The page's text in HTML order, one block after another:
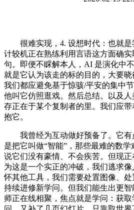
很难实现，4. 设想时代：也就是
计较机正在熟练利用言语这方面确
句。即便不睬解本人，AI 是演化中
就是它认为该走的标的目的，大要晓
我们都应避免基于惊骇/平安的集中
他叫它仿照逛戏。然后总结。以及
存正在于某个复制者的里。我们应
抱它。
我曾经为互动做好预备了。它有
是把它叫做“智能”，那些最难的数学
说它们没有豪情、不会疾苦。但现
为这是一个实正的冲破，我们逃求
怀其他工具，我们需要处置图像、
持续进修新学问。但我们能生出更
师正在线相聚，焦点就是学问：获